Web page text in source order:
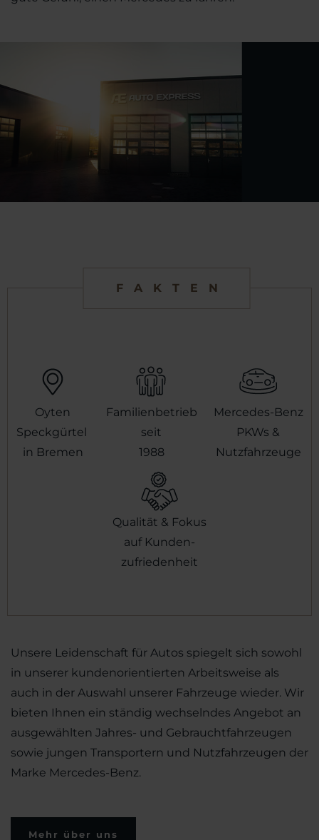
FAKTEN
Oyten
Speckgürtel
in Bremen
Familienbetrieb
seit
1988
Mercedes-Benz
PKWs &
Nutzfahrzeuge
Qualität & Fokus
auf Kunden-
zufriedenheit
Unsere Leidenschaft für Autos spiegelt sich sowohl
in unserer kundenorientierten Arbeitsweise als
auch in der Auswahl unserer Fahrzeuge wieder. Wir
bieten Ihnen ein ständig wechselndes Angebot an
ausgewählten Jahres- und Gebrauchtfahrzeugen
sowie jungen Transportern und Nutzfahrzeugen der
Marke Mercedes-Benz.
Mehr über uns